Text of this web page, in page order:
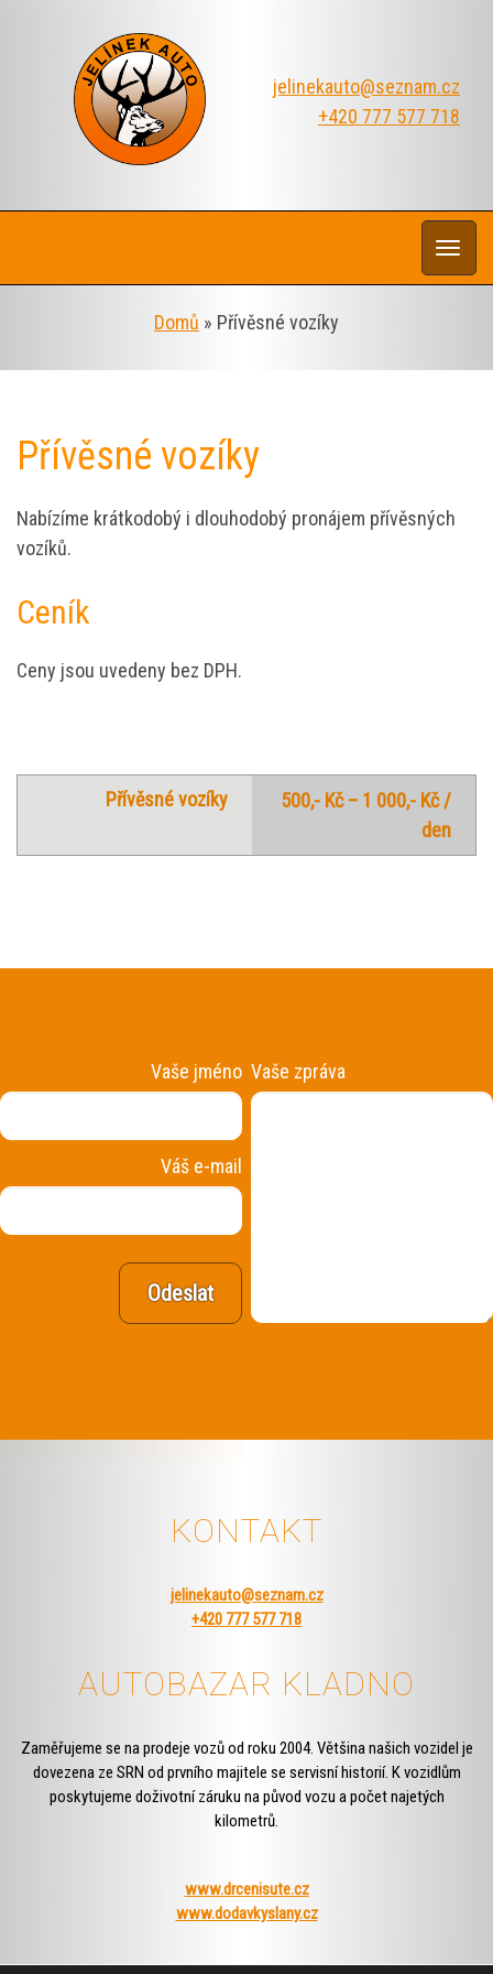
jelinekauto@seznam.cz
+420 777 577 718
Domů » Přívěsné vozíky
Přívěsné vozíky
Nabízíme krátkodobý i dlouhodobý pronájem přívěsných
vozíků.
Ceník
Ceny jsou uvedeny bez DPH.
Přívěsné vozíky
500,- Kč – 1 000,- Kč /
den
Vaše jméno
Váš e-mail
Vaše zpráva
KONTAKT
jelinekauto@seznam.cz
+420 777 577 718
AUTOBAZAR KLADNO
Zaměřujeme se na prodeje vozů od roku 2004. Většina našich vozidel je
dovezena ze SRN od prvního majitele se servisní historií. K vozidlům
poskytujeme doživotní záruku na původ vozu a počet najetých
kilometrů.
www.drcenisute.cz
www.dodavkyslany.cz